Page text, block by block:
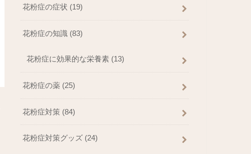
花粉症の症状 (19)
花粉症の知識 (83)
花粉症に効果的な栄養素 (13)
花粉症の薬 (25)
花粉症対策 (84)
花粉症対策グッズ (24)